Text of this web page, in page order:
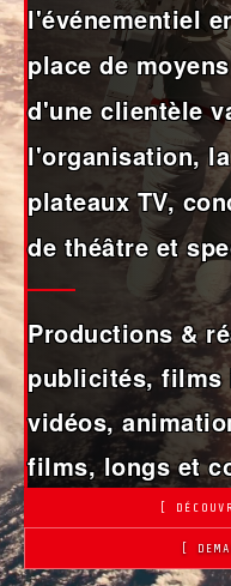
l'événementiel
place de
d'une clientèle
l'organisation,
plateaux TV,
de théâtre et
Productions &
publicités,
vidéos,
films, longs et
[
[